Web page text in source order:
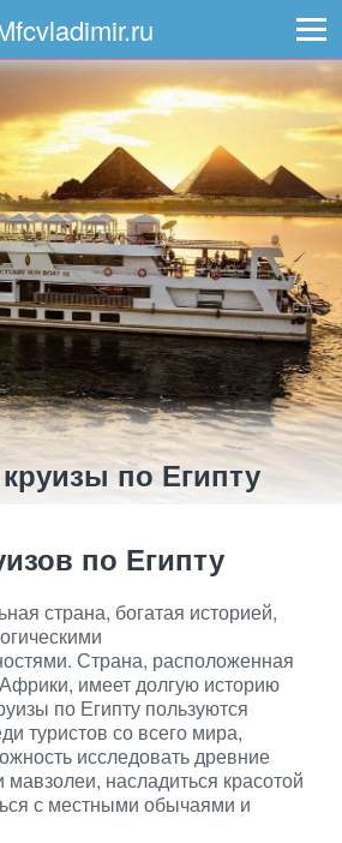
по Египту
по Египту
страна, богатая историей,
Страна, расположенная
имеет долгую историю
по Египту пользуются
туристов со всего мира,
исследовать древние
насладиться красотой
с местными обычаями и